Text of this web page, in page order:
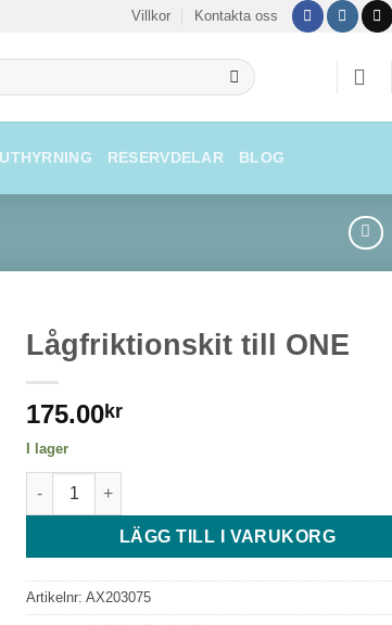
Villkor Kontakta oss
UTHYRNING RESERVDELAR BLOG
Lågfriktionskit till ONE
175.00kr
I lager
Lågfriktionskit till ONE mängd
LÄGG TILL I VARUKORG
Artikelnr:AX203075